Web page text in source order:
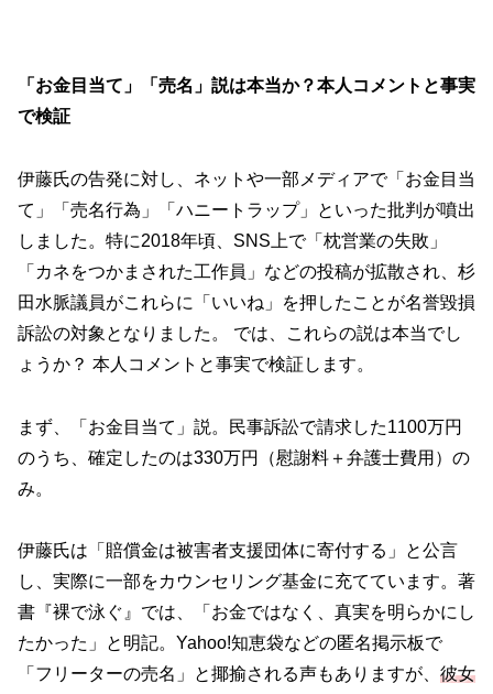
「お金目当て」「売名」説は本当か？本人コメントと事実
で検証
伊藤氏の告発に対し、ネットや一部メディアで「お金目当
て」「売名行為」「ハニートラップ」といった批判が噴出
しました。特に2018年頃、SNS上で「枕営業の失敗」
「カネをつかまされた工作員」などの投稿が拡散され、杉
田水脈議員がこれらに「いいね」を押したことが名誉毀損
訴訟の対象となりました。 では、これらの説は本当でし
ょうか？ 本人コメントと事実で検証します。
まず、「お金目当て」説。民事訴訟で請求した1100万円
のうち、確定したのは330万円（慰謝料＋弁護士費用）の
み。
伊藤氏は「賠償金は被害者支援団体に寄付する」と公言
し、実際に一部をカウンセリング基金に充てています。著
書『裸で泳ぐ』では、「お金ではなく、真実を明らかにし
たかった」と明記。Yahoo!知恵袋などの匿名掲示板で
「フリーターの売名」と揶揄される声もありますが、 彼女